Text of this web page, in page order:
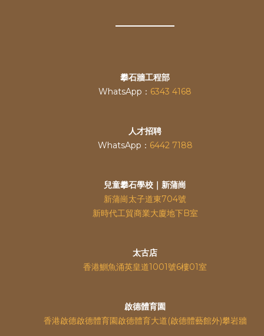
攀石牆工程部
WhatsApp： 6343 4168
人才招聘
WhatsApp： 6442 7188
兒童攀石學校｜新蒲崗
新蒲崗太子道東704號
新時代工貿商業大廈地下B室
太古店
香港鰂魚涌英皇道1001號6樓01室
啟德體育園
香港啟德啟德體育園啟德體育大道(啟德體藝館外)攀岩牆